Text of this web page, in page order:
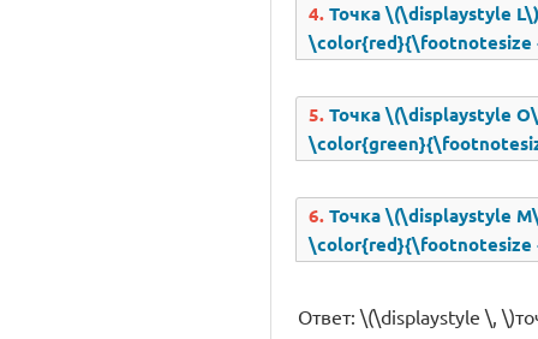
4. Точка \(\displaystyle
\color{red}{\footnotesize
5. Точка \(\displaystyle
6. Точка \(\displaystyle
\color{red}{\footnotesize
Ответ: \(\displaystyle \,